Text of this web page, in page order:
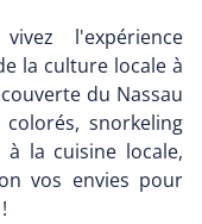
l'expérience
la culture locale à
du Nassau
snorkeling
la cuisine locale,
vos envies pour